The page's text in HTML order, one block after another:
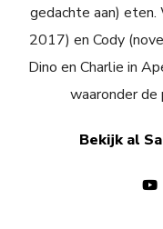
gedachte aan)
2017) en Cody
Dino en Charlie in
waaronder
Bekijk al